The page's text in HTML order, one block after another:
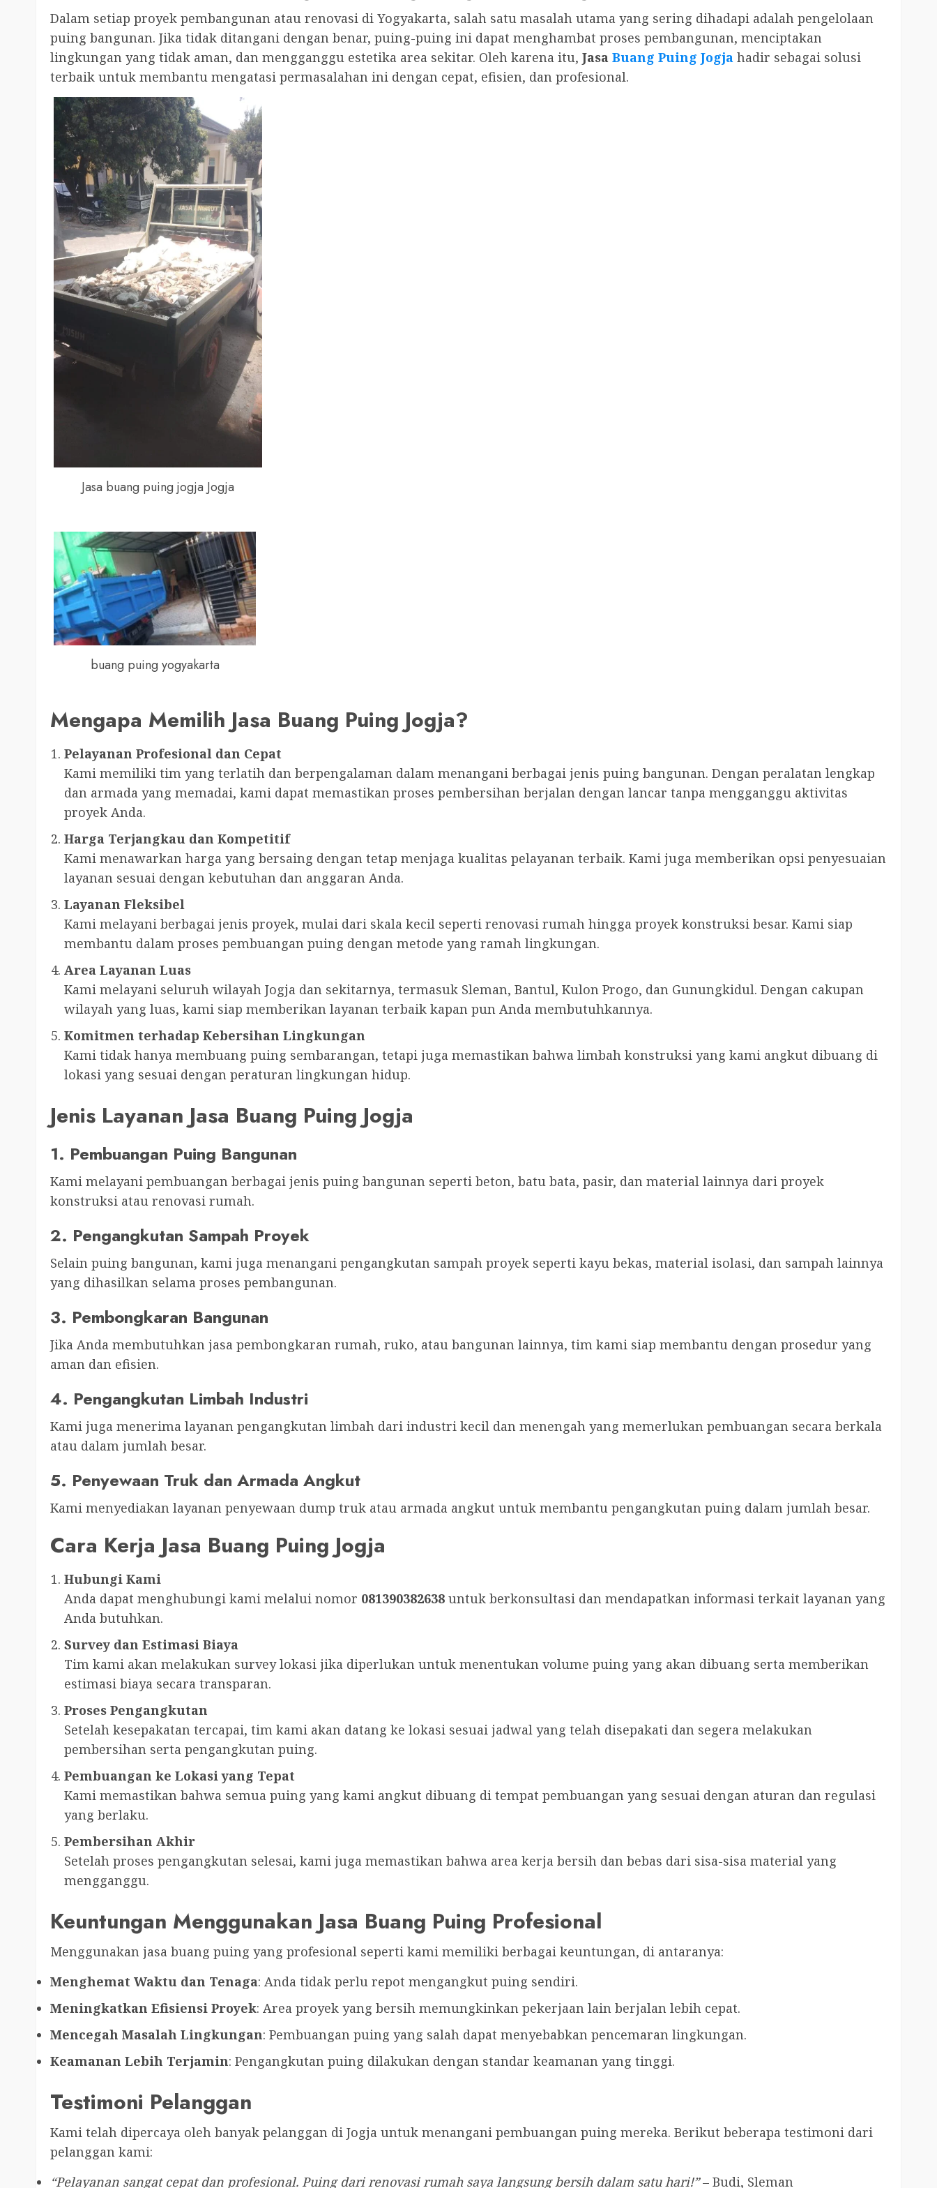
Dalam setiap proyek pembangunan atau renovasi di Yogyakarta, salah satu masalah utama yang sering dihadapi adalah pengelolaan
puing bangunan. Jika tidak ditangani dengan benar, puing-puing ini dapat menghambat proses pembangunan, menciptakan
lingkungan yang tidak aman, dan mengganggu estetika area sekitar. Oleh karena itu, Jasa Buang Puing Jogja hadir sebagai solusi
terbaik untuk membantu mengatasi permasalahan ini dengan cepat, efisien, dan profesional.
Jasa buang puing jogja Jogja
buang puing yogyakarta
Mengapa Memilih Jasa Buang Puing Jogja?
Pelayanan Profesional dan Cepat
Kami memiliki tim yang terlatih dan berpengalaman dalam menangani berbagai jenis puing bangunan. Dengan peralatan lengkap
dan armada yang memadai, kami dapat memastikan proses pembersihan berjalan dengan lancar tanpa mengganggu aktivitas
proyek Anda.
Harga Terjangkau dan Kompetitif
Kami menawarkan harga yang bersaing dengan tetap menjaga kualitas pelayanan terbaik. Kami juga memberikan opsi penyesuaian
layanan sesuai dengan kebutuhan dan anggaran Anda.
Layanan Fleksibel
Kami melayani berbagai jenis proyek, mulai dari skala kecil seperti renovasi rumah hingga proyek konstruksi besar. Kami siap
membantu dalam proses pembuangan puing dengan metode yang ramah lingkungan.
Area Layanan Luas
Kami melayani seluruh wilayah Jogja dan sekitarnya, termasuk Sleman, Bantul, Kulon Progo, dan Gunungkidul. Dengan cakupan
wilayah yang luas, kami siap memberikan layanan terbaik kapan pun Anda membutuhkannya.
Komitmen terhadap Kebersihan Lingkungan
Kami tidak hanya membuang puing sembarangan, tetapi juga memastikan bahwa limbah konstruksi yang kami angkut dibuang di
lokasi yang sesuai dengan peraturan lingkungan hidup.
Jenis Layanan Jasa Buang Puing Jogja
1. Pembuangan Puing Bangunan
Kami melayani pembuangan berbagai jenis puing bangunan seperti beton, batu bata, pasir, dan material lainnya dari proyek
konstruksi atau renovasi rumah.
2. Pengangkutan Sampah Proyek
Selain puing bangunan, kami juga menangani pengangkutan sampah proyek seperti kayu bekas, material isolasi, dan sampah lainnya
yang dihasilkan selama proses pembangunan.
3. Pembongkaran Bangunan
Jika Anda membutuhkan jasa pembongkaran rumah, ruko, atau bangunan lainnya, tim kami siap membantu dengan prosedur yang
aman dan efisien.
4. Pengangkutan Limbah Industri
Kami juga menerima layanan pengangkutan limbah dari industri kecil dan menengah yang memerlukan pembuangan secara berkala
atau dalam jumlah besar.
5. Penyewaan Truk dan Armada Angkut
Kami menyediakan layanan penyewaan dump truk atau armada angkut untuk membantu pengangkutan puing dalam jumlah besar.
Cara Kerja Jasa Buang Puing Jogja
Hubungi Kami
Anda dapat menghubungi kami melalui nomor 081390382638 untuk berkonsultasi dan mendapatkan informasi terkait layanan yang
Anda butuhkan.
Survey dan Estimasi Biaya
Tim kami akan melakukan survey lokasi jika diperlukan untuk menentukan volume puing yang akan dibuang serta memberikan
estimasi biaya secara transparan.
Proses Pengangkutan
Setelah kesepakatan tercapai, tim kami akan datang ke lokasi sesuai jadwal yang telah disepakati dan segera melakukan
pembersihan serta pengangkutan puing.
Pembuangan ke Lokasi yang Tepat
Kami memastikan bahwa semua puing yang kami angkut dibuang di tempat pembuangan yang sesuai dengan aturan dan regulasi
yang berlaku.
Pembersihan Akhir
Setelah proses pengangkutan selesai, kami juga memastikan bahwa area kerja bersih dan bebas dari sisa-sisa material yang
mengganggu.
Keuntungan Menggunakan Jasa Buang Puing Profesional
Menggunakan jasa buang puing yang profesional seperti kami memiliki berbagai keuntungan, di antaranya:
Menghemat Waktu dan Tenaga: Anda tidak perlu repot mengangkut puing sendiri.
Meningkatkan Efisiensi Proyek: Area proyek yang bersih memungkinkan pekerjaan lain berjalan lebih cepat.
Mencegah Masalah Lingkungan: Pembuangan puing yang salah dapat menyebabkan pencemaran lingkungan.
Keamanan Lebih Terjamin: Pengangkutan puing dilakukan dengan standar keamanan yang tinggi.
Testimoni Pelanggan
Kami telah dipercaya oleh banyak pelanggan di Jogja untuk menangani pembuangan puing mereka. Berikut beberapa testimoni dari
pelanggan kami:
“Pelayanan sangat cepat dan profesional. Puing dari renovasi rumah saya langsung bersih dalam satu hari!”– Budi, Sleman